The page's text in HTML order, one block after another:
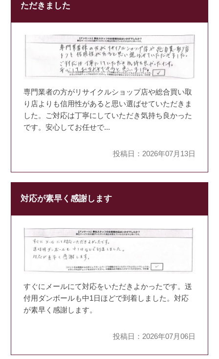
ただきました
専門業者の方がリサイクルショップ店や総合買い取
り店よりも信用性があると思い選ばせていただきま
した。ご対応は丁寧にしていただき気持ち良かった
です。安心してお任せで...
投稿日：2026年07月13日
対応が素早く感謝します
すぐにメールにて対応をいただきよかったです。送
付用ダンボールも中1日ほどで到着しました。対応
が素早く感謝します。
投稿日：2026年07月06日